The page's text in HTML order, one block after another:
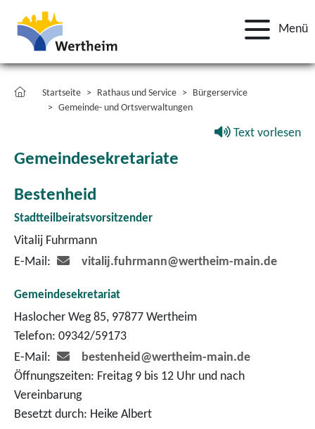
Menü
Startseite Rathaus und Service
Bürgerservice
Gemeinde- und Ortsverwaltungen
Text vorlesen
Gemeindesekretariate
Bestenheid
Stadtteilbeiratsvorsitzender
Vitalij Fuhrmann
E-Mail:
vitalij.fuhrmann@wertheim-main.de
Gemeindesekretariat
Haslocher Weg 85, 97877 Wertheim
Telefon: 09342/59173
E-Mail:
bestenheid@wertheim-main.de
Öffnungszeiten: Freitag 9 bis 12 Uhr und nach
Vereinbarung
Besetzt durch: Heike Albert